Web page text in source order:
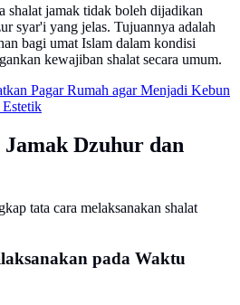
shalat jamak tidak boleh dijadikan
syar'i yang jelas. Tujuannya adalah
bagi umat Islam dalam kondisi
kewajiban shalat secara umum.
Pagar Rumah agar Menjadi Kebun
Dzuhur dan
tata cara melaksanakan shalat
pada Waktu